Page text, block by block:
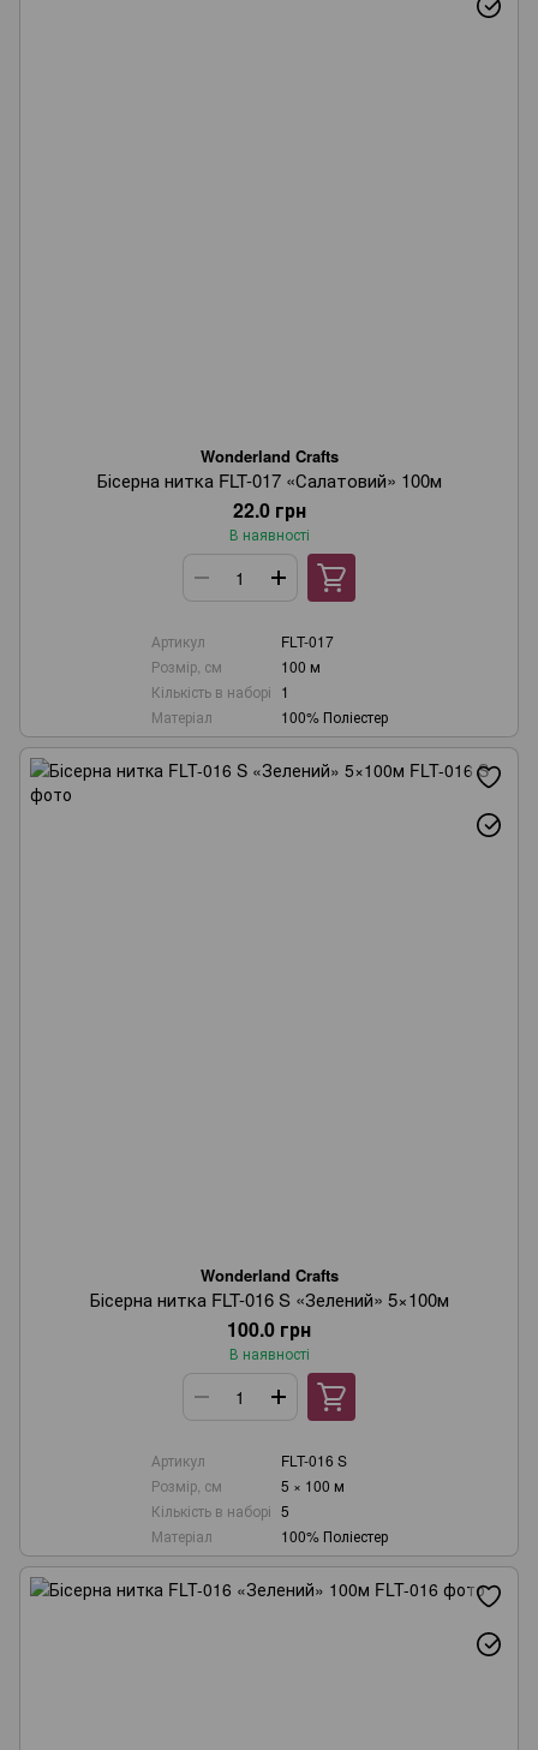
Wonderland Crafts
Бісерна нитка FLT-017 «Салатовий» 100м
22.0 грн
В наявності
Артикул
FLT-017
Розмір, см
100 м
Кількість в наборі 1
Матеріал
100% Поліестер
Wonderland Crafts
Бісерна нитка FLT-016 S «Зелений» 5×100м
100.0 грн
В наявності
Артикул
FLT-016 S
Розмір, см
5 × 100 м
Кількість в наборі 5
Матеріал
100% Поліестер